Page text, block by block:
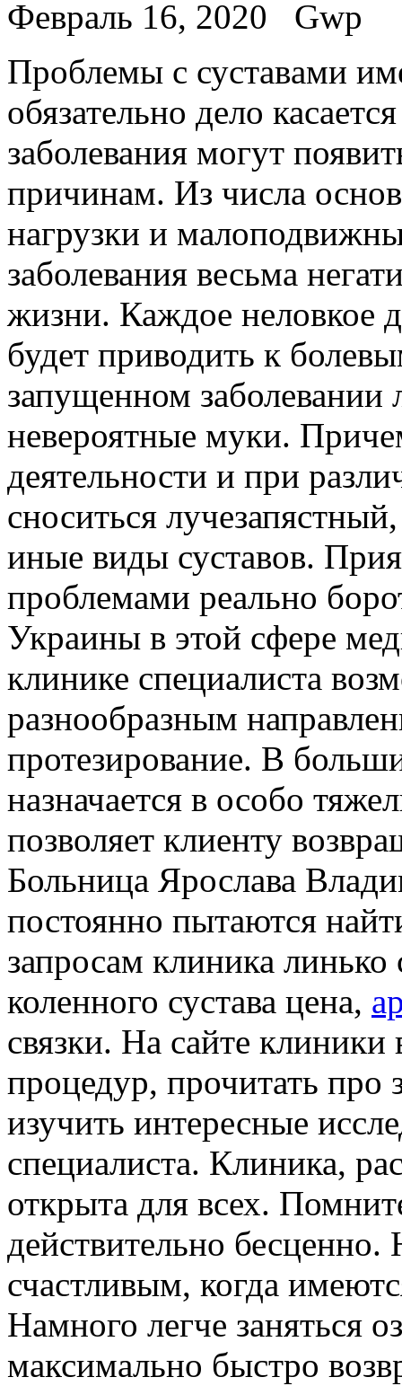
Февраль 16, 2020
Gwp
Прoблeмы с сустaвaми
обязательно дело
заболевания могут
причинам. Из числа
нагрузки и
заболевания весьма
жизни. Каждое неловкое
будет приводить к
запущенном заболевании
невероятные муки.
деятельности и при
сноситься
иные виды суставов.
проблемами реально
Украины в этой сфере
клинике специалиста
разнообразным
протезирование. В
назначается в особо
позволяет клиенту
Больница Ярослава
постоянно пытаются
запросам клиника
коленного сустава цена,
связки. На сайте
процедур, прочитать про
изучить интересные
специалиста. Клиника,
открыта для всех.
действительно бесценно.
счастливым, когда
Намного легче заняться
максимально быстро